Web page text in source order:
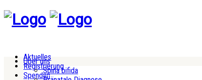
Aktuelles
Registrierung
Spenden
Über uns
Spina bifida